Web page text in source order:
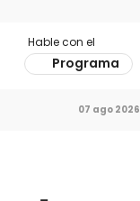
Hable con el
Programa
07 ago 2026